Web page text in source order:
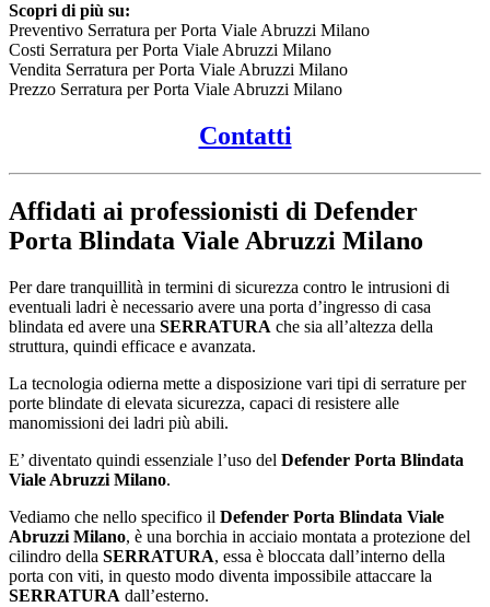
Scopri di più su:
Preventivo Serratura per Porta Viale Abruzzi Milano
Costi Serratura per Porta Viale Abruzzi Milano
Vendita Serratura per Porta Viale Abruzzi Milano
Prezzo Serratura per Porta Viale Abruzzi Milano
Contatti
Affidati ai professionisti di Defender
Porta Blindata Viale Abruzzi Milano
Per dare tranquillità in termini di sicurezza contro le intrusioni di
eventuali ladri è necessario avere una porta d’ingresso di casa
blindata ed avere una SERRATURA che sia all’altezza della
struttura, quindi efficace e avanzata.
La tecnologia odierna mette a disposizione vari tipi di serrature per
porte blindate di elevata sicurezza, capaci di resistere alle
manomissioni dei ladri più abili.
E’ diventato quindi essenziale l’uso del Defender Porta Blindata
Viale Abruzzi Milano.
Vediamo che nello specifico il Defender Porta Blindata Viale
Abruzzi Milano, è una borchia in acciaio montata a protezione del
cilindro della SERRATURA, essa è bloccata dall’interno della
porta con viti, in questo modo diventa impossibile attaccare la
SERRATURA dall’esterno.